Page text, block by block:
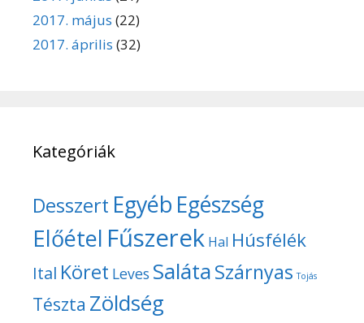
2017. május (22)
2017. április (32)
Kategóriák
Desszert Egyéb Egészség
Előétel Fűszerek Hal Húsfélék
Ital Köret Leves SalátaSzárnyas Tojás
Tészta Zöldség